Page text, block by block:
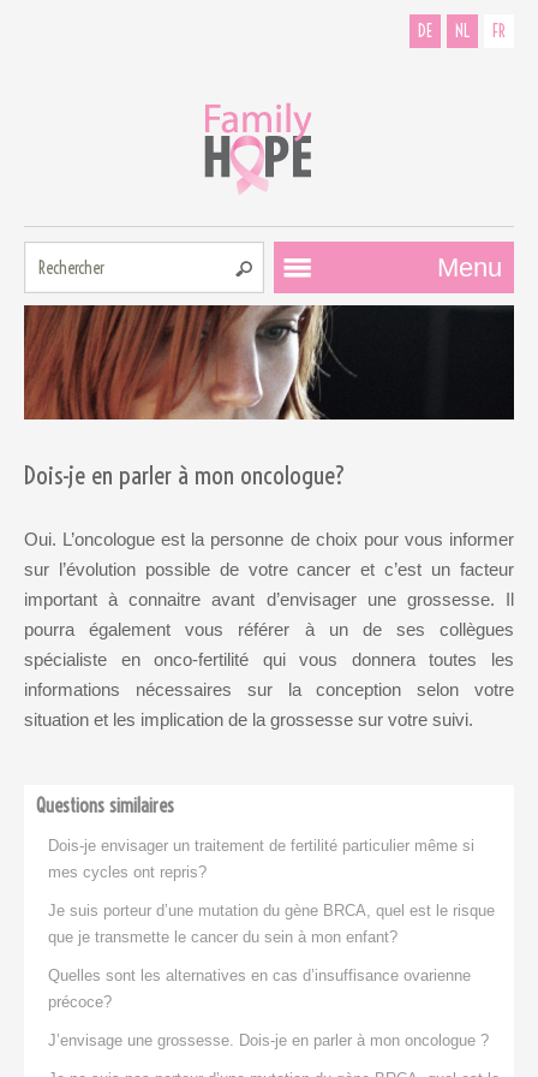
DE NL FR
Menu
Comment
Contributeurs
Qui sommes-
nous?
Remerciements
AMH
cycle menstruel
défaillance
diagnostic
génétique
gène BRCA
Dois-je en parler à mon oncologue?
Oui. L’oncologue est la personne de choix pour vous informer
sur l’évolution possible de votre cancer et c’est un facteur
important à connaitre avant d’envisager une grossesse. Il
pourra également vous référer à un de ses collègues
spécialiste en onco-fertilité qui vous donnera toutes les
informations nécessaires sur la conception selon votre
situation et les implication de la grossesse sur votre suivi.
Questions similaires
Dois-je envisager un traitement de fertilité particulier même si
mes cycles ont repris?
Je suis porteur d’une mutation du gène BRCA, quel est le risque
que je transmette le cancer du sein à mon enfant?
Quelles sont les alternatives en cas d’insuffisance ovarienne
précoce?
J’envisage une grossesse. Dois-je en parler à mon oncologue ?